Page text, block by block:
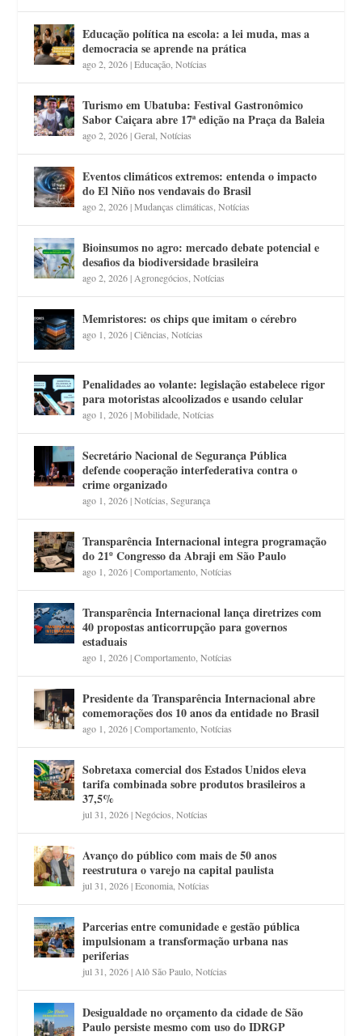
Educação política na escola: a lei muda, mas a
democracia se aprende na prática
ago 2, 2026|Educação ,Notícias
Turismo em Ubatuba: Festival Gastronômico
Sabor Caiçara abre 17ª edição na Praça da Baleia
ago 2, 2026|Geral ,Notícias
Eventos climáticos extremos: entenda o impacto
do El Niño nos vendavais do Brasil
ago 2, 2026|Mudanças climáticas ,Notícias
Bioinsumos no agro: mercado debate potencial e
desafios da biodiversidade brasileira
ago 2, 2026| Agronegócios ,Notícias
Memristores: os chips que imitam o cérebro
ago 1, 2026|Ciências ,Notícias
Penalidades ao volante: legislação estabelece rigor
para motoristas alcoolizados e usando celular
ago 1, 2026|Mobilidade ,Notícias
Secretário Nacional de Segurança Pública
defende cooperação interfederativa contra o
crime organizado
ago 1, 2026|Notícias ,Segurança
Transparência Internacional integra programação
do 21º Congresso da Abraji em São Paulo
ago 1, 2026|Comportamento ,Notícias
Transparência Internacional lança diretrizes com
40 propostas anticorrupção para governos
estaduais
ago 1, 2026|Comportamento ,Notícias
Presidente da Transparência Internacional abre
comemorações dos 10 anos da entidade no Brasil
ago 1, 2026|Comportamento ,Notícias
Sobretaxa comercial dos Estados Unidos eleva
tarifa combinada sobre produtos brasileiros a
37,5%
jul 31, 2026|Negócios ,Notícias
Avanço do público com mais de 50 anos
reestrutura o varejo na capital paulista
jul 31, 2026|Economia ,Notícias
Parcerias entre comunidade e gestão pública
impulsionam a transformação urbana nas
periferias
jul 31, 2026| Alô São Paulo ,Notícias
Desigualdade no orçamento da cidade de São
Paulo persiste mesmo com uso do IDRGP